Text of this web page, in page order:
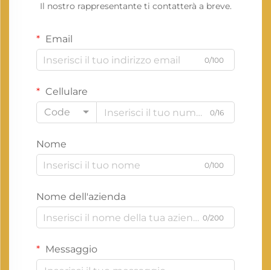
Il nostro rappresentante ti contatterà a breve.
Email
0/100
Cellulare
Code
0/16
Nome
0/100
Nome dell'azienda
0/200
Messaggio